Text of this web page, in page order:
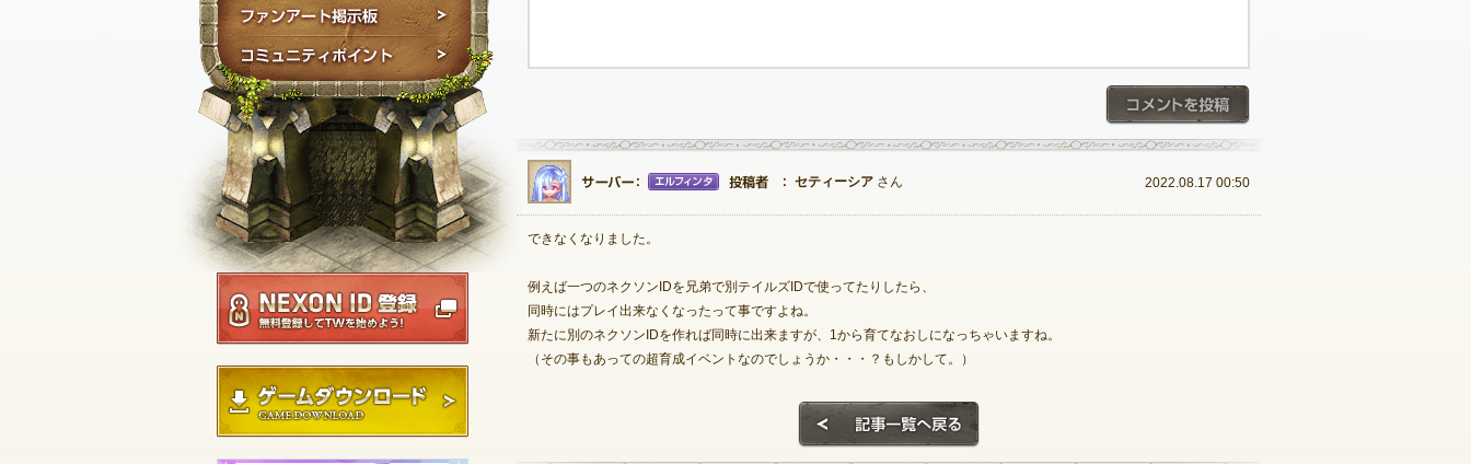
NEXON ID登録
セティーシア さん 2022.08.17 00:50
できなくなりました。
例えば一つのネクソンIDを兄弟で別テイルズIDで使ってたりしたら、
同時にはプレイ出来なくなったって事ですよね。
新たに別のネクソンIDを作れば同時に出来ますが、1から育てなおしになっちゃいますね。
（その事もあっての超育成イベントなのでしょうか・・・？もしかして。）